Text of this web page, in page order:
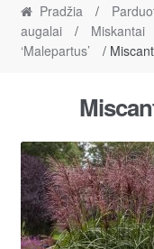
Pradžia /
augalai
/ Miskantai
‘Malepartus’
/